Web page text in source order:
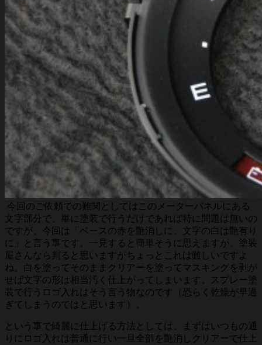
今回のご依頼での難関としてはこのメーターパネルにある
文字部分で、単に塗装で行うだけであれば特に問題は無いの
ですが、今回は「ベースの赤を艶消しに、文字の白は艶有り
に」と言う事です。一見すると簡単そうに思えますが、塗装
屋さんなら判ると思いますがちょっとこれは難しいですよ
ね。白を塗ってそのままクリアーを塗ってマスキングを剥が
せば文字の形は相当汚く仕上がってしまいます。スプレー塗
装で行うロゴ入れはそう言う物なのです（恐らく乾燥が早過
ぎてしまうのではと思います）。
という事で綺麗に仕上げる方法としては、まずはいつもの通
りにロゴ入れは普通に行い一旦全部を艶消しクリアーで仕上